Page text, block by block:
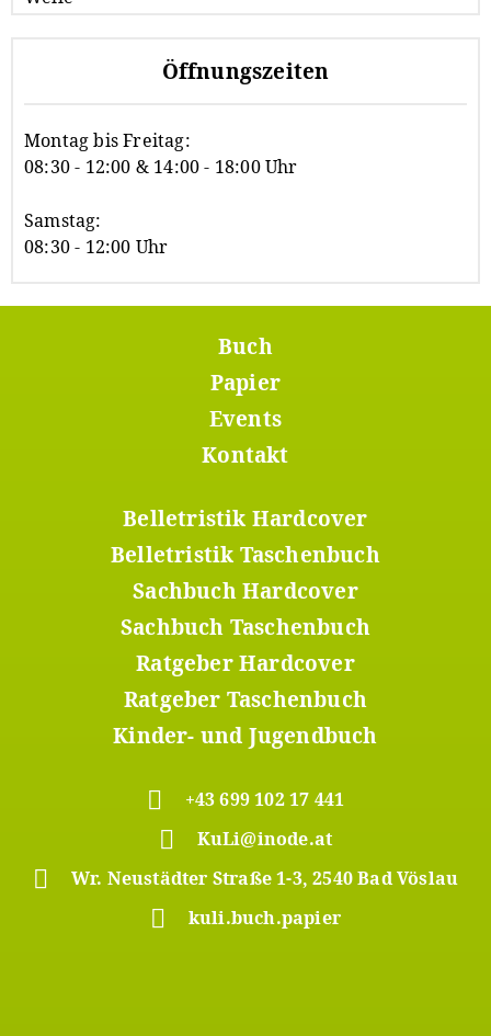
Öffnungszeiten
Montag bis Freitag:
08:30 - 12:00 & 14:00 - 18:00 Uhr
Samstag:
08:30 - 12:00 Uhr
Buch
Papier
Events
Kontakt
Belletristik Hardcover
Belletristik Taschenbuch
Sachbuch Hardcover
Sachbuch Taschenbuch
Ratgeber Hardcover
Ratgeber Taschenbuch
Kinder- und Jugendbuch
+43 699 102 17 441
KuLi@inode.at
Wr. Neustädter Straße 1-3, 2540 Bad Vöslau
kuli.buch.papier